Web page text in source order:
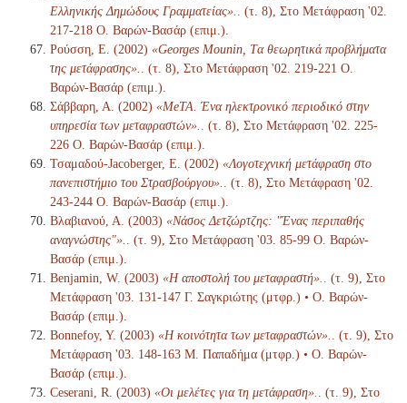
Ελληνικής Δημώδους Γραμματείας».
. (τ. 8), Στο Μετάφραση '02.
217-218 Ο. Βαρών-Βασάρ (επιμ.).
Ρούσση, Ε. (2002) «Georges Mounin, Tα θεωρητικά προβλήματα
της μετάφρασης».
. (τ. 8), Στο Μετάφραση '02. 219-221 Ο.
Βαρών-Βασάρ (επιμ.).
Σάββαρη, Α. (2002) «MeTA. Ένα ηλεκτρονικό περιοδικό στην
υπηρεσία των μεταφραστών».
. (τ. 8), Στο Μετάφραση '02. 225-
226 Ο. Βαρών-Βασάρ (επιμ.).
Τσαμαδού-Jacoberger, Ε. (2002) «Λογοτεχνική μετάφραση στο
πανεπιστήμιο του Στρασβούργου».
. (τ. 8), Στο Μετάφραση '02.
243-244 Ο. Βαρών-Βασάρ (επιμ.).
Βλαβιανού, Α. (2003) «Νάσος Δετζώρτζης: "Ένας περιπαθής
αναγνώστης"».
. (τ. 9), Στο Μετάφραση '03. 85-99 Ο. Βαρών-
Βασάρ (επιμ.).
Benjamin, W. (2003) «Η αποστολή του μεταφραστή».
. (τ. 9), Στο
Μετάφραση '03. 131-147 Γ. Σαγκριώτης (μτφρ.) • Ο. Βαρών-
Βασάρ (επιμ.).
Bonnefoy, Y. (2003) «Η κοινότητα των μεταφραστών».
. (τ. 9), Στο
Μετάφραση '03. 148-163 Μ. Παπαδήμα (μτφρ.) • Ο. Βαρών-
Βασάρ (επιμ.).
Ceserani, R. (2003) «Οι μελέτες για τη μετάφραση».
. (τ. 9), Στο